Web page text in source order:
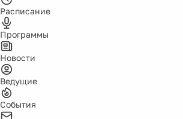
Расписание
Программы
Новости
Ведущие
События